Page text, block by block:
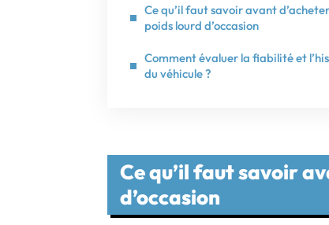
Ce qu’il faut savoir avant
poids lourd d’occasion
Comment évaluer la fiabilité et
du véhicule ?
Ce qu’il faut savoir
d’occasion